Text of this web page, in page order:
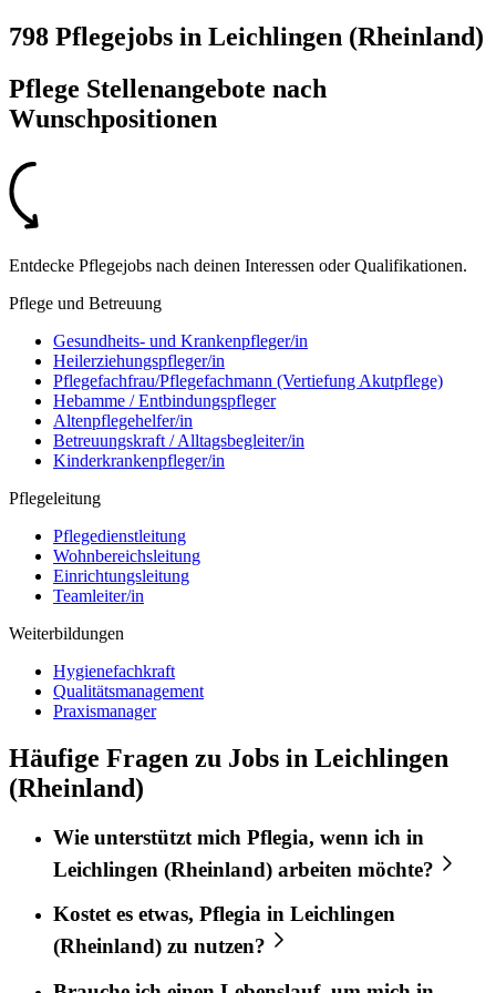
798 Pflegejobs in Leichlingen (Rheinland)
Pflege Stellenangebote nach
Wunschpositionen
Entdecke Pflegejobs nach deinen Interessen oder Qualifikationen.
Pflege und Betreuung
Gesundheits- und Krankenpfleger/in
Heilerziehungspfleger/in
Pflegefachfrau/Pflegefachmann (Vertiefung Akutpflege)
Hebamme / Entbindungspfleger
Altenpflegehelfer/in
Betreuungskraft / Alltagsbegleiter/in
Kinderkrankenpfleger/in
Pflegeleitung
Pflegedienstleitung
Wohnbereichsleitung
Einrichtungsleitung
Teamleiter/in
Weiterbildungen
Hygienefachkraft
Qualitätsmanagement
Praxismanager
Häufige Fragen zu Jobs in Leichlingen
(Rheinland)
Wie unterstützt mich Pflegia, wenn ich in
Leichlingen (Rheinland) arbeiten möchte?
Kostet es etwas, Pflegia in Leichlingen
(Rheinland) zu nutzen?